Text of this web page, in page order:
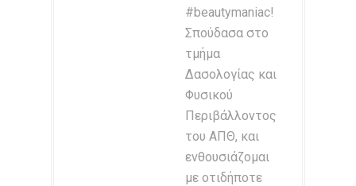
#beautymaniac!
Σπούδασα στο
τμήμα
Δασολογίας και
Φυσικού
Περιβάλλοντος
του ΑΠΘ, και
ενθουσιάζομαι
με οτιδήποτε